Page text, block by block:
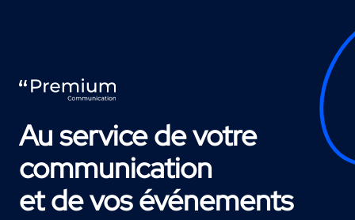
Au service de votre
communication
et de vos événements